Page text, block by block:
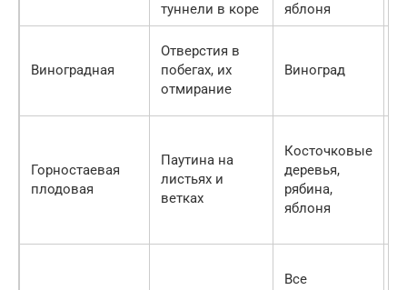
туннели в коре
яблоня
Виноградная
Отверстия в
побегах, их
отмирание
Виноград
Горностаевая
плодовая
Паутина на
листьях и
ветках
Косточковые
деревья,
рябина,
яблоня
Все